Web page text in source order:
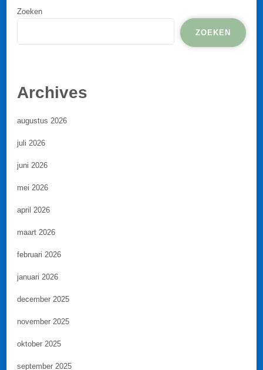
Zoeken
ZOEKEN
Archives
augustus 2026
juli 2026
juni 2026
mei 2026
april 2026
maart 2026
februari 2026
januari 2026
december 2025
november 2025
oktober 2025
september 2025